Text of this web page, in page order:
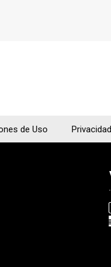
de Uso Privacidad